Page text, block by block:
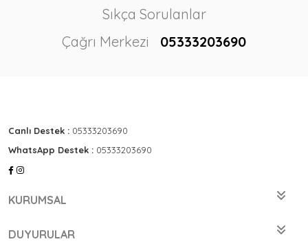
Sıkça Sorulanlar
Çağrı Merkezi
05333203690
Canlı Destek : 05333203690
WhatsApp Destek : 05333203690
KURUMSAL
DUYURULAR